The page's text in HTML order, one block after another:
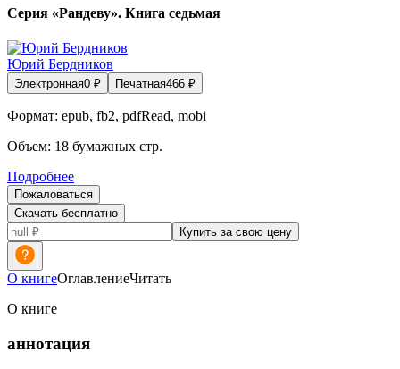
Серия «Рандеву». Книга седьмая
Юрий Бердников
Электронная0 ₽ Печатная466 ₽
Формат: epub, fb2, pdfRead, mobi
Объем: 18 бумажных стр.
Подробнее
Пожаловаться
Скачать бесплатно
Купить за свою цену
О книгеОглавлениеЧитать
О книге
аннотация